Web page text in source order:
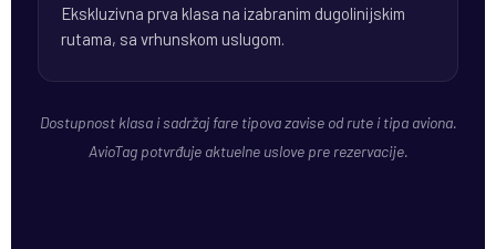
Ekskluzivna prva klasa na izabranim dugolinijskim
rutama, sa vrhunskom uslugom.
Dostupnost klasa i sadržaj fare tipova zavise od rute i tipa aviona.
AvioTag potvrđuje aktuelne uslove pre rezervacije.